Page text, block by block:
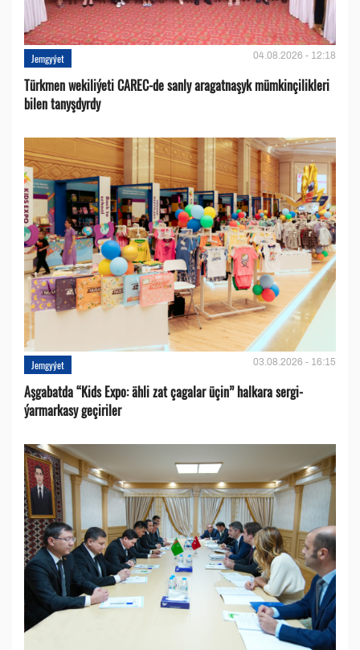
Jemgyýet 04.08.2026 - 12:18
Türkmen wekiliýeti CAREC-de sanly aragatnaşyk mümkinçilikleri
bilen tanyşdyrdy
Jemgyýet 03.08.2026 - 16:15
Aşgabatda “Kids Expo: ähli zat çagalar üçin” halkara sergi-
ýarmarkasy geçiriler